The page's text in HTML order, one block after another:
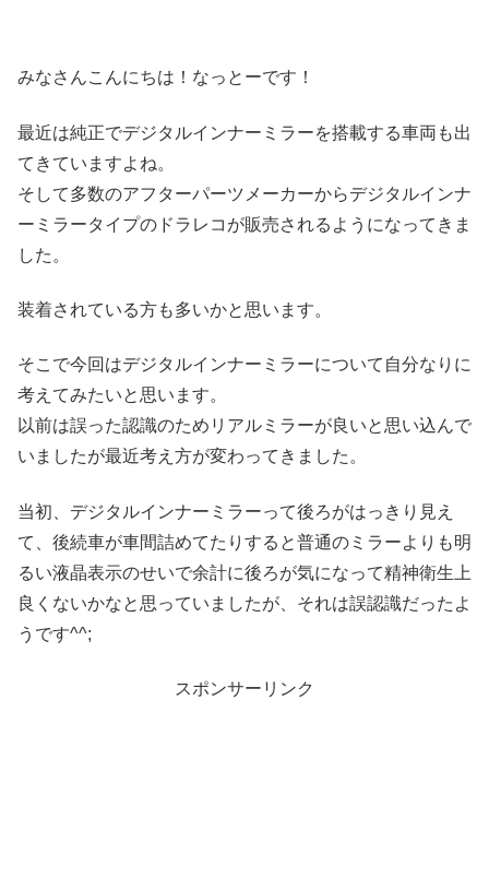
みなさんこんにちは！なっとーです！
最近は純正でデジタルインナーミラーを搭載する車両も出
てきていますよね。
そして多数のアフターパーツメーカーからデジタルインナ
ーミラータイプのドラレコが販売されるようになってきま
した。
装着されている方も多いかと思います。
そこで今回はデジタルインナーミラーについて自分なりに
考えてみたいと思います。
以前は誤った認識のためリアルミラーが良いと思い込んで
いましたが最近考え方が変わってきました。
当初、デジタルインナーミラーって後ろがはっきり見え
て、後続車が車間詰めてたりすると普通のミラーよりも明
るい液晶表示のせいで余計に後ろが気になって精神衛生上
良くないかなと思っていましたが、それは誤認識だったよ
うです^^;
スポンサーリンク